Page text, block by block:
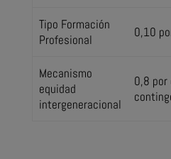
Tipo Formación
Profesional
0,10
Mecanismo
equidad
intergeneracional
0,8